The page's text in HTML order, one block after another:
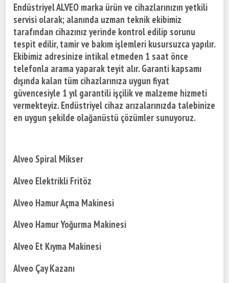
Endüstriyel ALVEO marka ürün ve cihazlarınızın yetkili
servisi olarak; alanında uzman teknik ekibimiz
tarafından cihazınız yerinde kontrol edilip sorunu
tespit edilir, tamir ve bakım işlemleri kusursuzca yapılır.
Ekibimiz adresinize intikal etmeden 1 saat önce
telefonla arama yaparak teyit alır. Garanti kapsamı
dışında kalan tüm cihazlarınıza uygun fiyat
güvencesiyle 1 yıl garantili işçilik ve malzeme hizmeti
vermekteyiz. Endüstriyel cihaz arızalarınızda talebinize
en uygun şekilde olağanüstü çözümler sunuyoruz.
Alveo Spiral Mikser
Alveo Elektrikli Fritöz
Alveo Hamur Açma Makinesi
Alveo Hamur Yoğurma Makinesi
Alveo Et Kıyma Makinesi
Alveo Çay Kazanı